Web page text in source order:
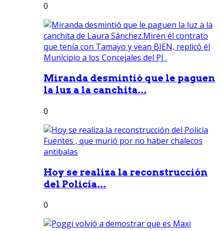
0
Miranda desmintió que le paguen
la luz a la canchita...
0
Hoy se realiza la reconstrucción
del Policía...
0